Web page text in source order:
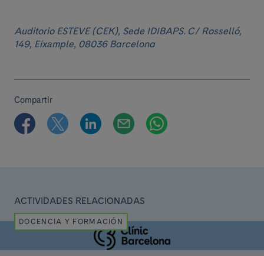
Auditorio ESTEVE (CEK), Sede IDIBAPS. C/ Rosselló,
149, Eixample, 08036 Barcelona
Compartir
ACTIVIDADES RELACIONADAS
DOCENCIA Y FORMACIÓN